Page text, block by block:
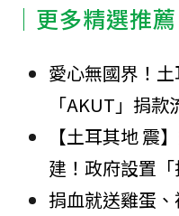
│更多精選推
愛心無國界！
「AKUT」捐
【土耳其地 震
建！政府設置
捐血就送雞蛋